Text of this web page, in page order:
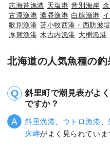
志海苔漁港 天塩港 音別海岸
古潭漁港 濃昼漁港 白糠漁港
歌別漁港 苫小牧西港・西防波堤
厚賀漁港 木古内漁港 大樹漁港
北海道の人気魚種の釣
斜里町で潮見表がよ
ですか？
斜里漁港 ウトロ漁港 、
床岬がよく見られていま